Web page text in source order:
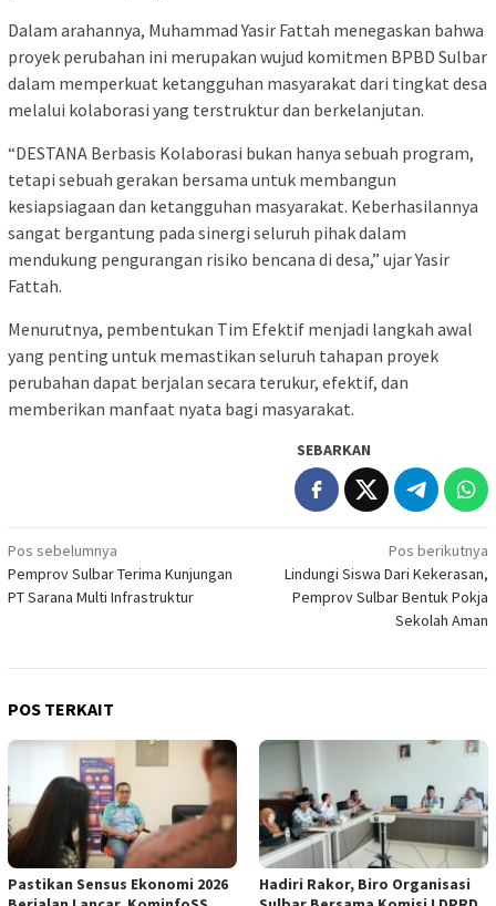
Dalam arahannya, Muhammad Yasir Fattah menegaskan bahwa
proyek perubahan ini merupakan wujud komitmen BPBD Sulbar
dalam memperkuat ketangguhan masyarakat dari tingkat desa
melalui kolaborasi yang terstruktur dan berkelanjutan.
“DESTANA Berbasis Kolaborasi bukan hanya sebuah program,
tetapi sebuah gerakan bersama untuk membangun
kesiapsiagaan dan ketangguhan masyarakat. Keberhasilannya
sangat bergantung pada sinergi seluruh pihak dalam
mendukung pengurangan risiko bencana di desa,” ujar Yasir
Fattah.
Menurutnya, pembentukan Tim Efektif menjadi langkah awal
yang penting untuk memastikan seluruh tahapan proyek
perubahan dapat berjalan secara terukur, efektif, dan
memberikan manfaat nyata bagi masyarakat.
SEBARKAN
Navigasi
pos
Pos sebelumnya
Pemprov Sulbar Terima Kunjungan
PT Sarana Multi Infrastruktur
Pos berikutnya
Lindungi Siswa Dari Kekerasan,
Pemprov Sulbar Bentuk Pokja
Sekolah Aman
POS TERKAIT
Pastikan Sensus Ekonomi 2026
Hadiri Rakor, Biro Organisasi